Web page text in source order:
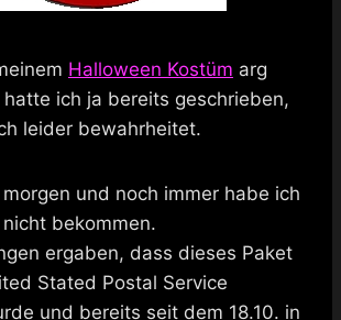
Halloween Kostüm arg
ich ja bereits geschrieben,
leider bewahrheitet.
und noch immer habe ich
bekommen.
ergaben, dass dieses Paket
Stated Postal Service
und bereits seit dem 18.10. in